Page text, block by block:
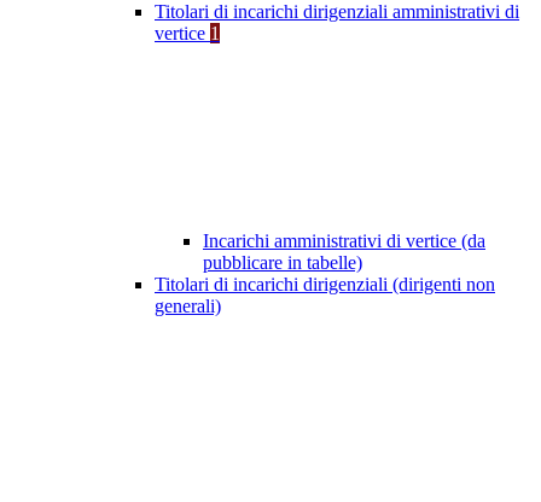
Titolari di incarichi dirigenziali amministrativi di
vertice 1
Incarichi amministrativi di vertice (da
pubblicare in tabelle)
Titolari di incarichi dirigenziali (dirigenti non
generali)